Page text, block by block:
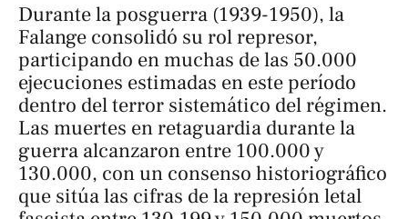
Durante la posguerra (1939-1950), la
Falange consolidó su rol represor,
participando en muchas de las 50.000
ejecuciones estimadas en este período
dentro del terror sistemático del régimen.
Las muertes en retaguardia durante la
guerra alcanzaron entre 100.000 y
130.000, con un consenso historiográfico
que sitúa las cifras de la represión letal